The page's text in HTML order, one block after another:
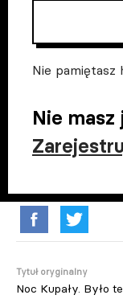
Nie pamiętasz
Nie masz
Tytuł oryginalny
Noc Kupały. Było